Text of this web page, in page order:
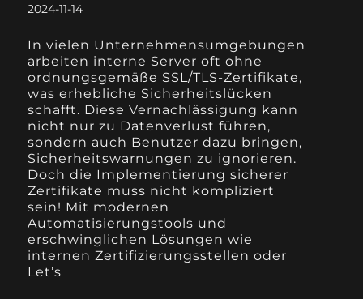
2024-11-14
In vielen Unternehmensumgebungen
arbeiten interne Server oft ohne
ordnungsgemäße SSL/TLS-Zertifikate,
was erhebliche Sicherheitslücken
schafft. Diese Vernachlässigung kann
nicht nur zu Datenverlust führen,
sondern auch Benutzer dazu bringen,
Sicherheitswarnungen zu ignorieren.
Doch die Implementierung sicherer
Zertifikate muss nicht kompliziert
sein! Mit modernen
Automatisierungstools und
erschwinglichen Lösungen wie
internen Zertifizierungsstellen oder
Let’s